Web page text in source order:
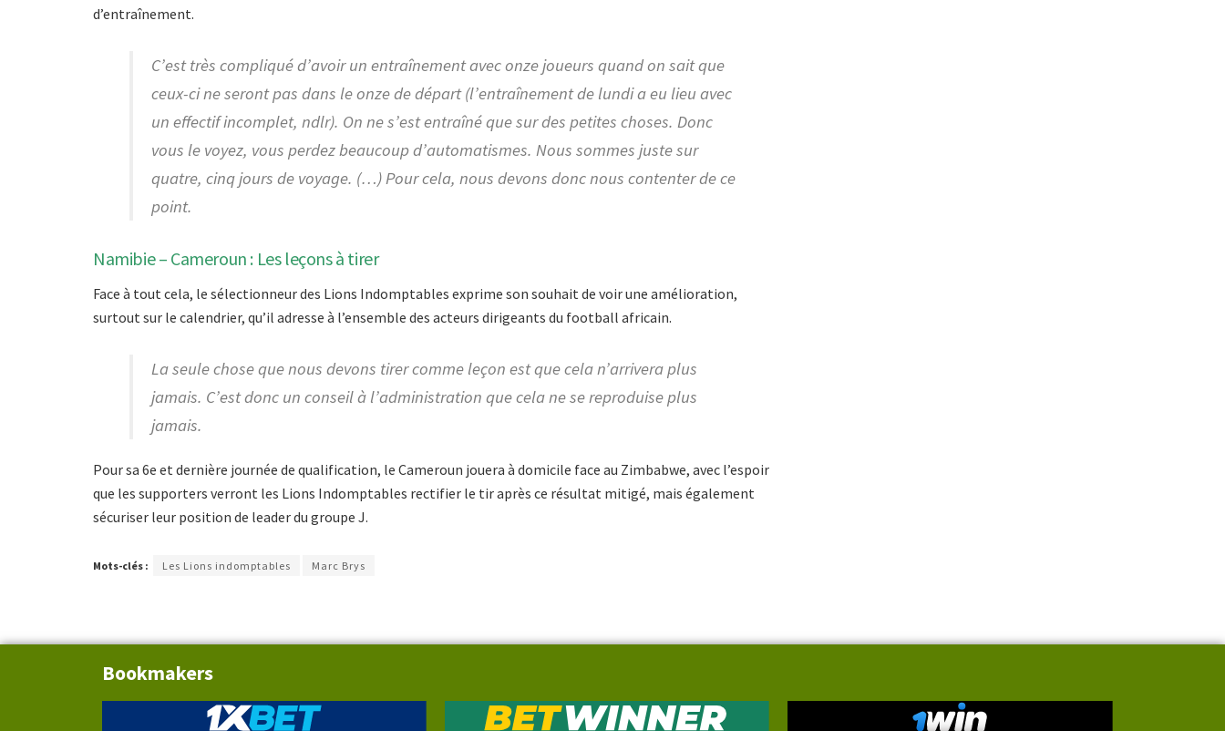
d’entraînement.
C’est très compliqué d’avoir un entraînement avec onze joueurs quand on sait que
ceux-ci ne seront pas dans le onze de départ (l’entraînement de lundi a eu lieu avec
un effectif incomplet, ndlr). On ne s’est entraîné que sur des petites choses. Donc
vous le voyez, vous perdez beaucoup d’automatismes. Nous sommes juste sur
quatre, cinq jours de voyage. (…) Pour cela, nous devons donc nous contenter de ce
point.
Namibie – Cameroun : Les leçons à tirer
Face à tout cela, le sélectionneur des Lions Indomptables exprime son souhait de voir une amélioration,
surtout sur le calendrier, qu’il adresse à l’ensemble des acteurs dirigeants du football africain.
La seule chose que nous devons tirer comme leçon est que cela n’arrivera plus
jamais. C’est donc un conseil à l’administration que cela ne se reproduise plus
jamais.
Pour sa 6e et dernière journée de qualification, le Cameroun jouera à domicile face au Zimbabwe, avec l’espoir
que les supporters verront les Lions Indomptables rectifier le tir après ce résultat mitigé, mais également
sécuriser leur position de leader du groupe J.
Mots-clés : Les Lions indomptables Marc Brys
Bookmakers